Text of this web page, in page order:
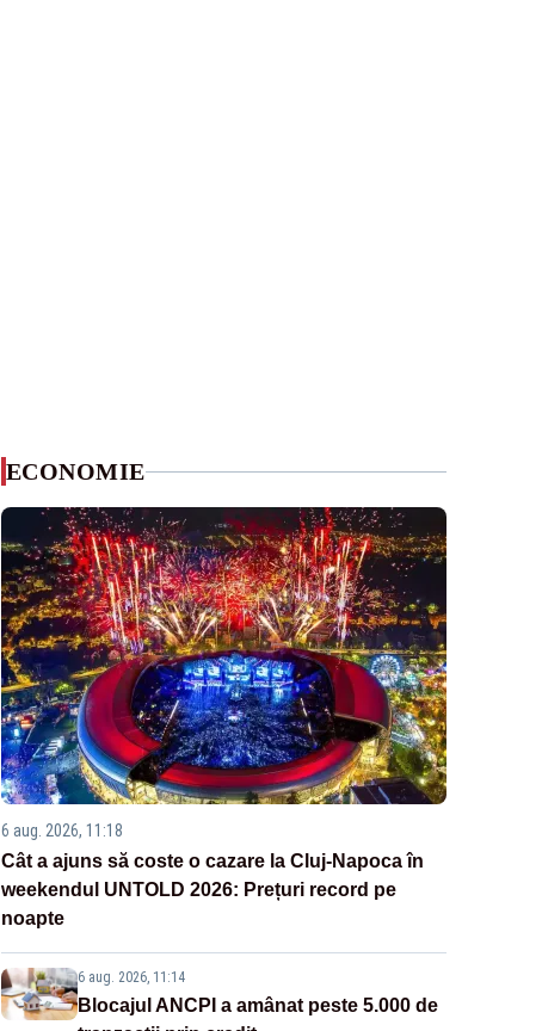
ECONOMIE
6 aug. 2026, 11:18
Cât a ajuns să coste o cazare la Cluj-Napoca în
weekendul UNTOLD 2026: Prețuri record pe
noapte
6 aug. 2026, 11:14
Blocajul ANCPI a amânat peste 5.000 de